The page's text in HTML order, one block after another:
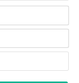
m
a
*t